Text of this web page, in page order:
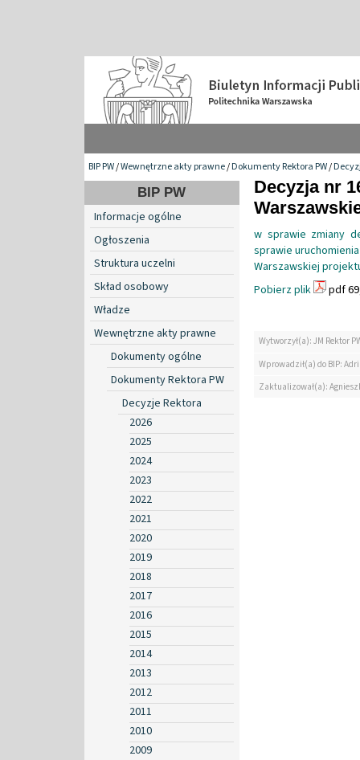
BIP PW/Wewnętrzne akty prawne/Dokumenty Rektora PW/
BIP PW
Informacje ogólne
Ogłoszenia
Struktura uczelni
Skład osobowy
Władze
Wewnętrzne akty prawne
Dokumenty ogólne
Dokumenty Rektora PW
Decyzje Rektora
2026
2025
2024
2023
2022
2021
2020
2019
2018
2017
2016
2015
2014
2013
2012
2011
2010
2009
Decyzja nr
w sprawie zmiany
sprawie
Warszawskiej
Pobierz plik
pdf
Wytworzył(a): JM Rektor
Wprowadził(a) do BIP:
Zaktualizował(a):